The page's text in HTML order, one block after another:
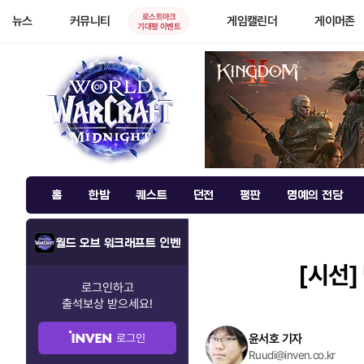
뉴스 커뮤니티
로스트아크
기대평 이벤트
게임캘린더 게이머존
홈 한밤 퀘스트 던전 평판 명예의 전당
월드 오브 워크래프트 인벤
로그인하고
출석보상 받으세요!
로그인
[시선]
윤서호 기자
Ruudi@inven.co.kr